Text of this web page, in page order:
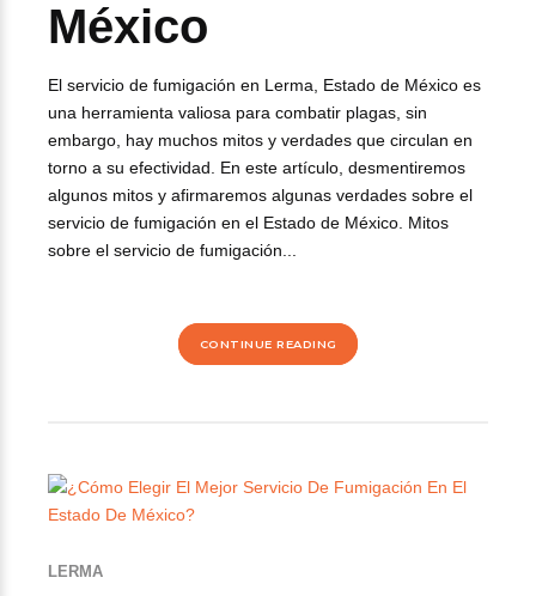
México
El servicio de fumigación en Lerma, Estado de México es
una herramienta valiosa para combatir plagas, sin
embargo, hay muchos mitos y verdades que circulan en
torno a su efectividad. En este artículo, desmentiremos
algunos mitos y afirmaremos algunas verdades sobre el
servicio de fumigación en el Estado de México. Mitos
sobre el servicio de fumigación...
CONTINUE READING
LERMA